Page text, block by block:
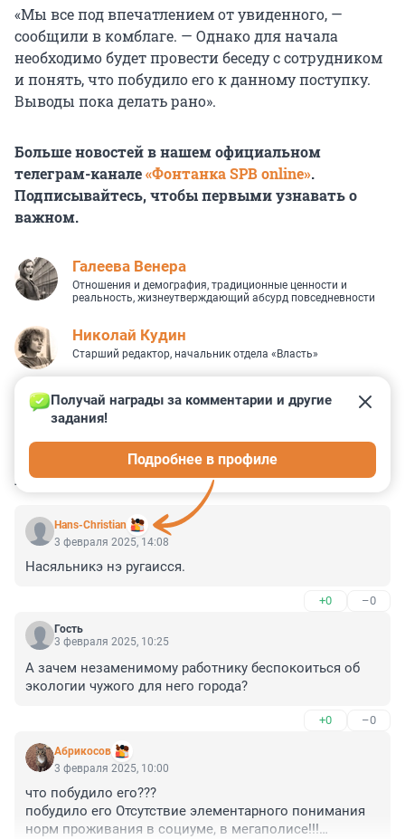
«Мы все под впечатлением от увиденного, —
сообщили в комблаге. — Однако для начала
необходимо будет провести беседу с сотрудником
и понять, что побудило его к данному поступку.
Выводы пока делать рано».
Больше новостей в нашем официальном
телеграм-канале«Фонтанка SPB online».
Подписывайтесь, чтобы первыми узнавать о
важном.
Галеева Венера
Отношения и демография, традиционные ценности и
реальность, жизнеутверждающий абсурд повседневности
Николай Кудин
Старший редактор, начальник отдела «Власть»
КОММЕНТАРИИ 124
Hans-Christian
Получай награды за комментарии и другие
задания!
Подробнее в профиле
3 февраля 2025, 14:08
Насяльникэ нэ ругаисся.
+0 –0
Гость
3 февраля 2025, 10:25
А зачем незаменимому работнику беспокоиться об
экологии чужого для него города?
+0 –0
Абрикосов
3 февраля 2025, 10:00
что побудило его???
побудило его Отсутствие элементарного понимания
норм проживания в социуме, в мегаполисе!!!